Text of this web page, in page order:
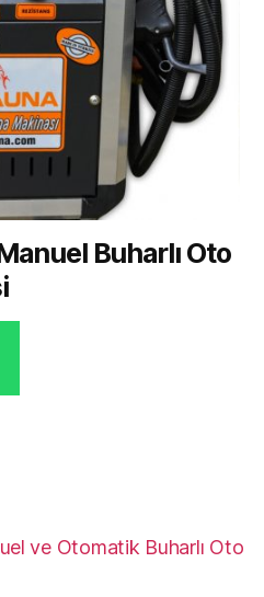
Buharlı Oto